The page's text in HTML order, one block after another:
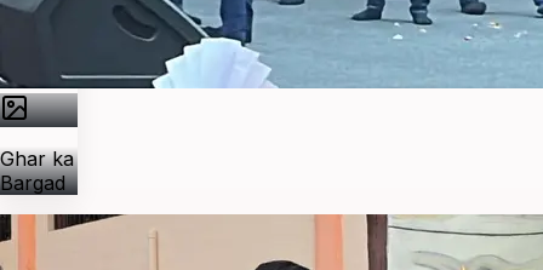
Ghar ka
Bargad